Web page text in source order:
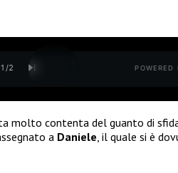
1 /2 POWERED
molto contenta del guanto di
a Daniele , il quale si è